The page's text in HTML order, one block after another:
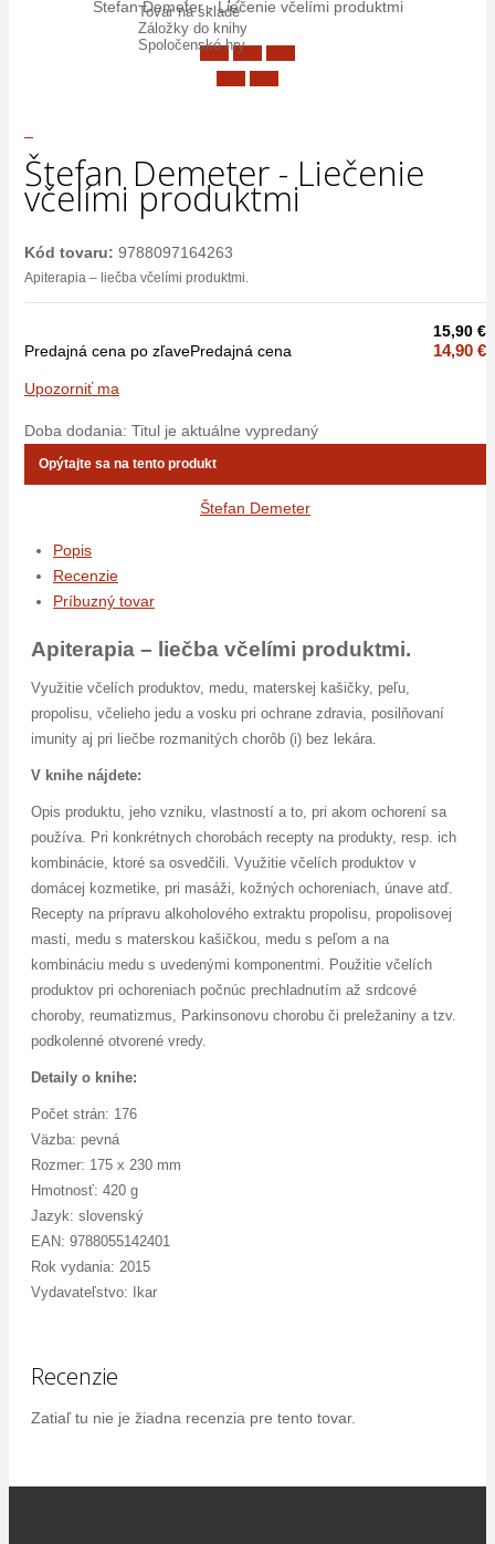
Tovar na sklade
Záložky do knihy
Spoločenské hry
Štefan Demeter - Liečenie včelími produktmi
Štefan Demeter - Liečenie
včelími produktmi
Kód tovaru: 9788097164263
Apiterapia – liečba včelími produktmi.
15,90 €
Predajná cena po zľavePredajná cena 14,90 €
Upozorniť ma
Doba dodania: Titul je aktuálne vypredaný
Opýtajte sa na tento produkt
Štefan Demeter
Popis
Recenzie
Príbuzný tovar
Apiterapia – liečba včelími produktmi.
Využitie včelích produktov, medu, materskej kašičky, peľu,
propolisu, včelieho jedu a vosku pri ochrane zdravia, posilňovaní
imunity aj pri liečbe rozmanitých chorôb (i) bez lekára.
V knihe nájdete:
Opis produktu, jeho vzniku, vlastností a to, pri akom ochorení sa
používa. Pri konkrétnych chorobách recepty na produkty, resp. ich
kombinácie, ktoré sa osvedčili. Využitie včelích produktov v
domácej kozmetike, pri masáži, kožných ochoreniach, únave atď.
Recepty na prípravu alkoholového extraktu propolisu, propolisovej
masti, medu s materskou kašičkou, medu s peľom a na
kombináciu medu s uvedenými komponentmi. Použitie včelích
produktov pri ochoreniach počnúc prechladnutím až srdcové
choroby, reumatizmus, Parkinsonovu chorobu či preležaniny a tzv.
podkolenné otvorené vredy.
Detaily o knihe:
Počet strán: 176
Väzba: pevná
Rozmer: 175 x 230 mm
Hmotnosť: 420 g
Jazyk: slovenský
EAN: 9788055142401
Rok vydania: 2015
Vydavateľstvo: Ikar
Recenzie
Zatiaľ tu nie je žiadna recenzia pre tento tovar.